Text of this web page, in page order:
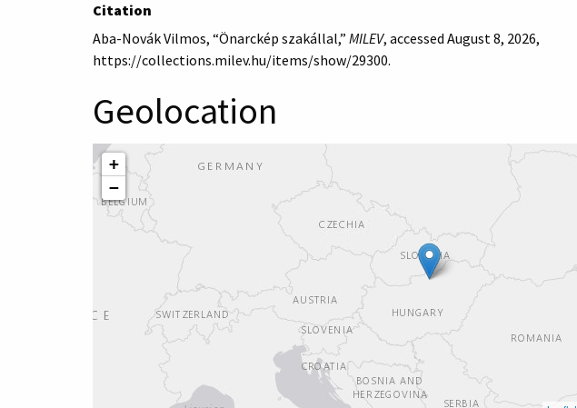
Citation
Aba-Novák Vilmos, “Önarckép szakállal,” MILEV, accessed August 8, 2026,
https://collections.milev.hu/items/show/29300.
Geolocation
+
−